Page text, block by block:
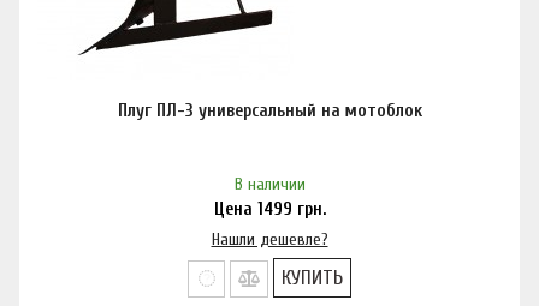
Плуг ПЛ-3 универсальный на мотоблок
В наличии
Цена 1499 грн.
Нашли дешевле?
КУПИТЬ